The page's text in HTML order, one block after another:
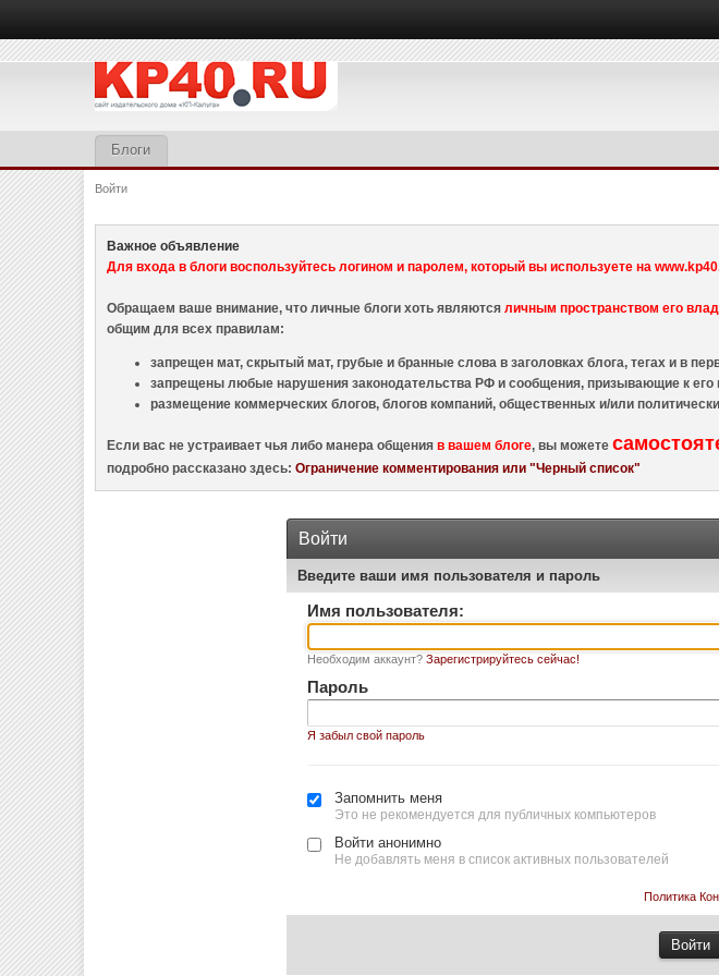
Блоги
Войти
Важное объявление
Для входа в блоги воспользуйтесь логином и паролем, который вы используете на
Обращаем ваше внимание, что личные блоги хоть являютсяличным пространством его
общим для всех правилам:
запрещен мат, скрытый мат, грубые и бранные слова в заголовках блога, тегах и в
запрещены любые нарушения законодательства РФ и сообщения, призывающие к
размещение коммерческих блогов, блогов компаний, общественных и/или
Если вас не устраивает чья либо манера общенияв вашем блоге, вы можете
подробно рассказано здесь:Ограничение комментирования или "Черный список"
Войти
Введите ваши имя пользователя и пароль
Имя пользователя:
Необходим аккаунт? Зарегистрируйтесь сейчас!
Пароль
Я забыл свой пароль
Запомнить меня
Это не рекомендуется для публичных компьютеров
Войти анонимно
Не добавлять меня в список активных пользователей
Политика